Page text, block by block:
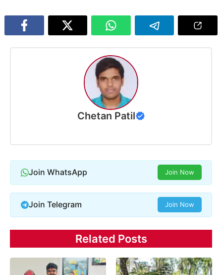
Chetan Patil
Join WhatsApp Join Now
Join Telegram Join Now
Related Posts